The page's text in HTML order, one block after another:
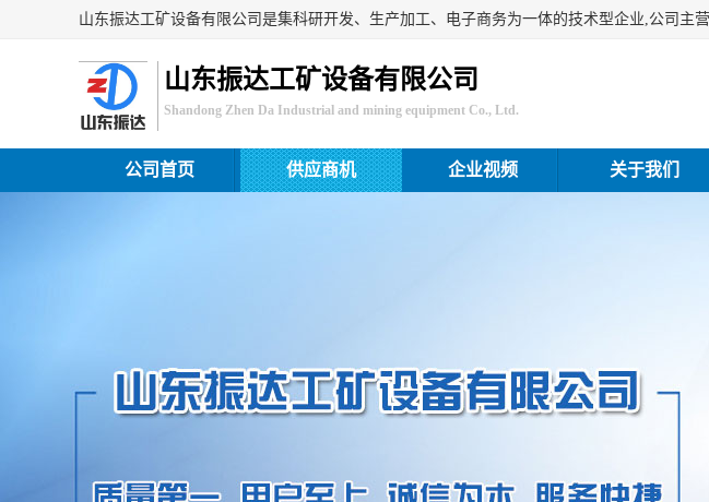
山东振达工矿设备有限公司
Shandong Zhen Da Industrial and mining equipment Co., Ltd.
公司首页 供应商机 企业视频 关于我们